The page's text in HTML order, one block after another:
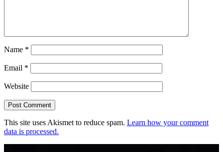
Name *
Email *
Website
This site uses Akismet to reduce spam. Learn how your comment
data is processed.